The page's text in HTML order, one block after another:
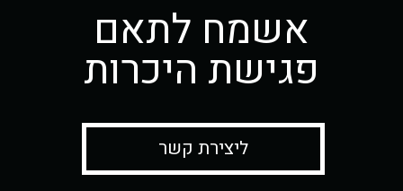
אשמח לתאם
פגישת היכרות
ליצירת קשר